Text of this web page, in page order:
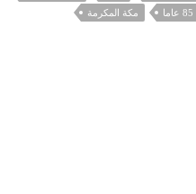
مكة المكرمة